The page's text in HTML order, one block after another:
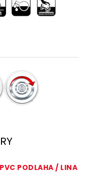
PVC PODLAHA / LINA